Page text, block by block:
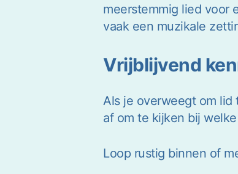
meerstemmig lied voor
vaak een muzikale
Vrijblijvend
Als je overweegt om
af om te kijken bij
Loop rustig binnen of